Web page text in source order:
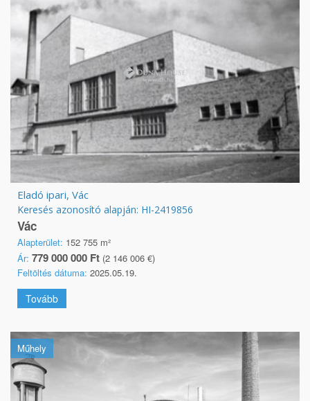
Eladó ipari, Vác
Keresés azonosító alapján: HI-2419856
Vác
Alapterület: 152 755 m²
Ár: 779 000 000 Ft (2 146 006 €)
Feltöltés dátuma: 2025.05.19.
Tovább
Műhely